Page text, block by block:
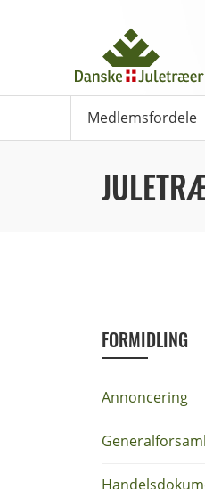
Medlemsfordele
FORMIDLING
Annoncering